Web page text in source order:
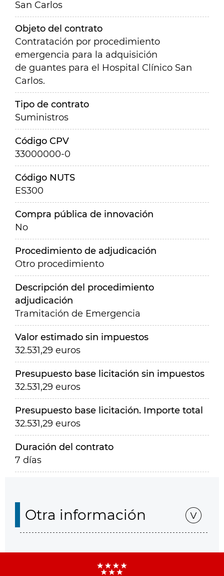
San Carlos
Objeto del contrato
Contratación por procedimiento
emergencia para la adquisición
de guantes para el Hospital Clínico San
Carlos.
Tipo de contrato
Suministros
Código CPV
33000000-0
Código NUTS
ES300
Compra pública de innovación
No
Procedimiento de adjudicación
Otro procedimiento
Descripción del procedimiento
adjudicación
Tramitación de Emergencia
Valor estimado sin impuestos
32.531,29 euros
Presupuesto base licitación sin impuestos
32.531,29 euros
Presupuesto base licitación. Importe total
32.531,29 euros
Duración del contrato
7 días
Otra información